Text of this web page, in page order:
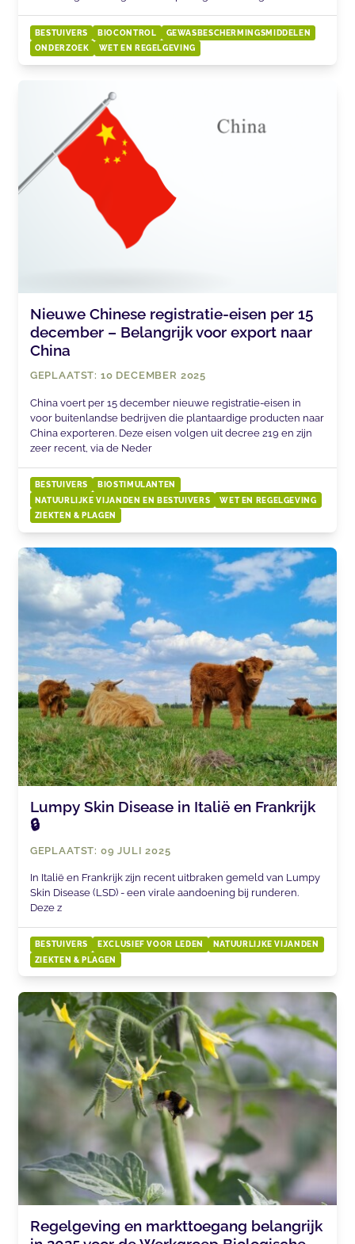
BESTUIVERS BIOCONTROL
GEWASBESCHERMINGSMIDDELEN
ONDERZOEK
WET EN REGELGEVING
Nieuwe Chinese registratie-eisen per 15
december – Belangrijk voor export naar
China
GEPLAATST: 10 DECEMBER 2025
China voert per 15 december nieuwe registratie-eisen in
voor buitenlandse bedrijven die plantaardige producten naar
China exporteren. Deze eisen volgen uit decree 219 en zijn
zeer recent, via de Neder
BESTUIVERS
BIOSTIMULANTEN
NATUURLIJKE VIJANDEN EN BESTUIVERS
WET EN REGELGEVING
ZIEKTEN & PLAGEN
Lumpy Skin Disease in Italië en Frankrijk
🔒
GEPLAATST: 09 JULI 2025
In Italië en Frankrijk zijn recent uitbraken gemeld van Lumpy
Skin Disease (LSD) - een virale aandoening bij runderen.
Deze z
BESTUIVERS EXCLUSIEF VOOR LEDEN
NATUURLIJKE VIJANDEN
ZIEKTEN & PLAGEN
Regelgeving en markttoegang belangrijk